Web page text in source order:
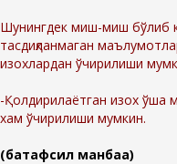
Шунингдек миш-миш бўлиб
тасдиқланмаган
изохлардан ўчирилиши
-Қолдирилаётган изох ўша
хам ўчирилиши мумкин.
(батафсил манбаа)